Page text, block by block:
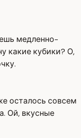
медленно-
какие кубики? О,
осталось совсем
Ой, вкусные